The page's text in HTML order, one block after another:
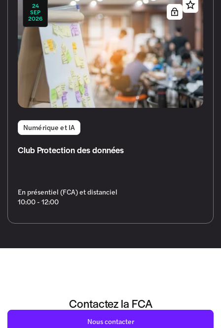
24
SEP
2026
Numérique et IA
Club Protection des données
En présentiel (FCA) et distanciel
10:00 - 12:00
Contactez la FCA
Nous contacter